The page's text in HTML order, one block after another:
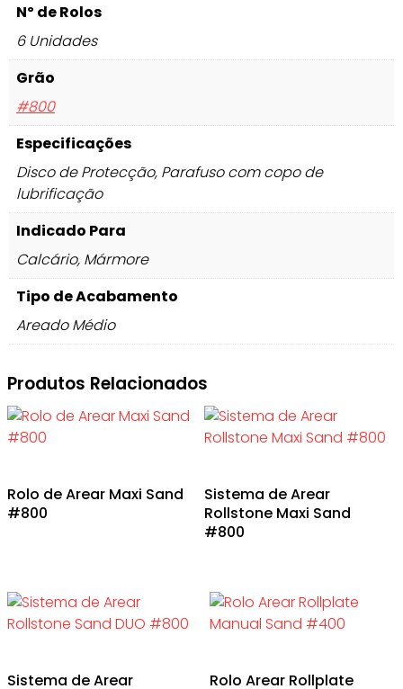
Nº de Rolos
6 Unidades
Grão
#800
Especificações
Disco de Protecção, Parafuso com copo de
lubrificação
Indicado Para
Calcário, Mármore
Tipo de Acabamento
Areado Médio
Produtos Relacionados
Rolo de Arear Maxi Sand
#800
Sistema de Arear
Rollstone Maxi Sand
#800
Sistema de Arear Rolo Arear Rollplate